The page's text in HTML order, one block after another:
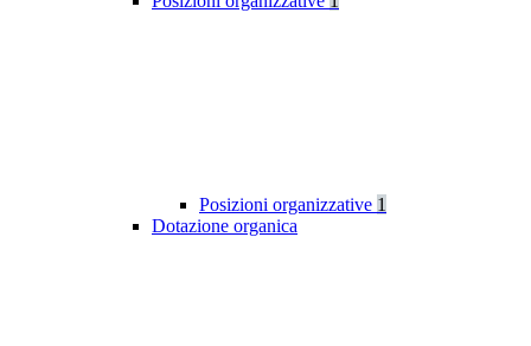
Posizioni organizzative 1
Dotazione organica